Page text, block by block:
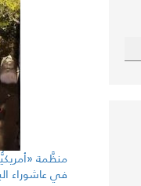
منظَّمة
في عاشوراء